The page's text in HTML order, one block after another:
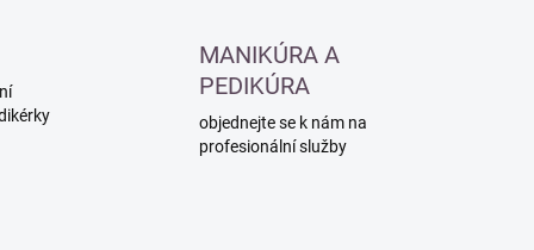
MANIKÚRA A
PEDIKÚRA
objednejte se k nám na
profesionální služby